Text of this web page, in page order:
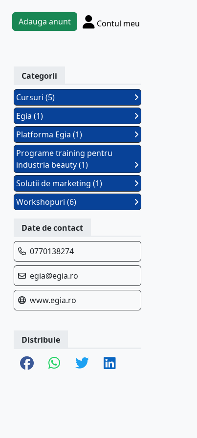
Adauga anunt Contul meu
Categorii
Cursuri (5)
Egia (1)
Platforma Egia (1)
Programe training pentru
industria beauty (1)
Solutii de marketing (1)
Workshopuri (6)
Date de contact
0770138274
egia@egia.ro
www.egia.ro
Distribuie